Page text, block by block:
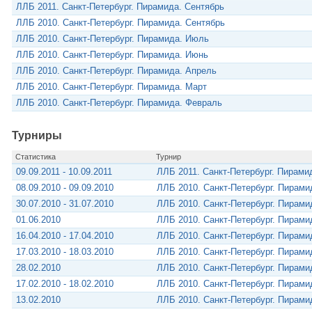
ЛЛБ 2011. Санкт-Петербург. Пирамида. Сентябрь
ЛЛБ 2010. Санкт-Петербург. Пирамида. Сентябрь
ЛЛБ 2010. Санкт-Петербург. Пирамида. Июль
ЛЛБ 2010. Санкт-Петербург. Пирамида. Июнь
ЛЛБ 2010. Санкт-Петербург. Пирамида. Апрель
ЛЛБ 2010. Санкт-Петербург. Пирамида. Март
ЛЛБ 2010. Санкт-Петербург. Пирамида. Февраль
Турниры
Статистика Турнир
09.09.2011 - 10.09.2011
ЛЛБ 2011. Санкт-Петербург.
08.09.2010 - 09.09.2010
ЛЛБ 2010. Санкт-Петербург.
30.07.2010 - 31.07.2010
ЛЛБ 2010. Санкт-Петербург.
01.06.2010
ЛЛБ 2010. Санкт-Петербург.
16.04.2010 - 17.04.2010
ЛЛБ 2010. Санкт-Петербург.
17.03.2010 - 18.03.2010
ЛЛБ 2010. Санкт-Петербург.
28.02.2010
ЛЛБ 2010. Санкт-Петербург.
17.02.2010 - 18.02.2010
ЛЛБ 2010. Санкт-Петербург.
13.02.2010
ЛЛБ 2010. Санкт-Петербург.